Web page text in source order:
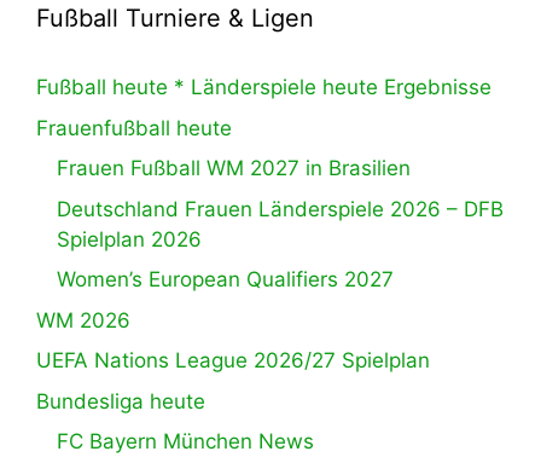
Fußball Turniere & Ligen
Fußball heute * Länderspiele heute Ergebnisse
Frauenfußball heute
Frauen Fußball WM 2027 in Brasilien
Deutschland Frauen Länderspiele 2026 – DFB
Spielplan 2026
Women’s European Qualifiers 2027
WM 2026
UEFA Nations League 2026/27 Spielplan
Bundesliga heute
FC Bayern München News